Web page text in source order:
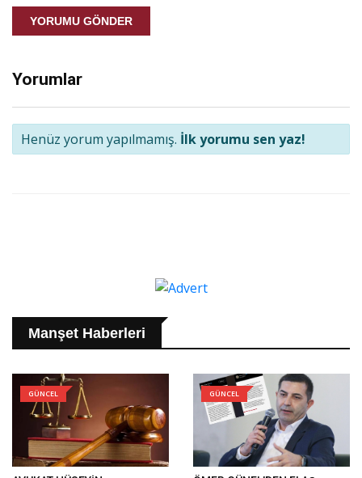
YORUMU GÖNDER
Yorumlar
Henüz yorum yapılmamış. İlk yorumu sen yaz!
Manşet Haberleri
GÜNCEL GÜNCEL